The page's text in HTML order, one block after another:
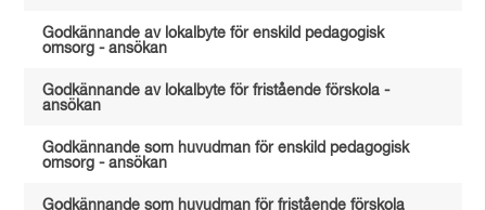
Godkännande av lokalbyte för enskild pedagogisk
omsorg - ansökan
Godkännande av lokalbyte för fristående förskola -
ansökan
Godkännande som huvudman för enskild pedagogisk
omsorg - ansökan
Godkännande som huvudman för fristående förskola